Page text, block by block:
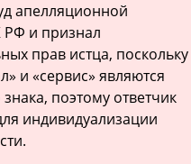
апелляционной
РФ и признал
прав истца, поскольку
и «сервис» являются
поэтому ответчик
индивидуализации